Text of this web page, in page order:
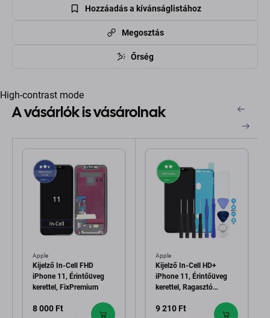
Hozzáadás a kívánságlistához
Megosztás
Őrség
High-contrast mode
A vásárlók is vásárolnak
Apple
Kijelző In-Cell FHD
iPhone 11, Érintőüveg
kerettel, FixPremium
8 000 Ft
Apple
Kijelző In-Cell HD+
iPhone 11, Érintőüveg
kerettel, Ragasztó
Szerszámok
9 210 Ft